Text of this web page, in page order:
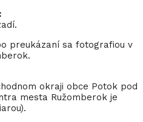
preukázaní sa fotografiou v
okraji obce Potok pod
mesta Ružomberok je